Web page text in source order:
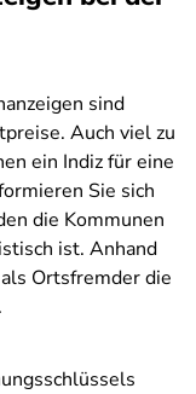
sind
Auch viel zu
ein Indiz für eine
Sie sich
die Kommunen
ist. Anhand
Ortsfremder die